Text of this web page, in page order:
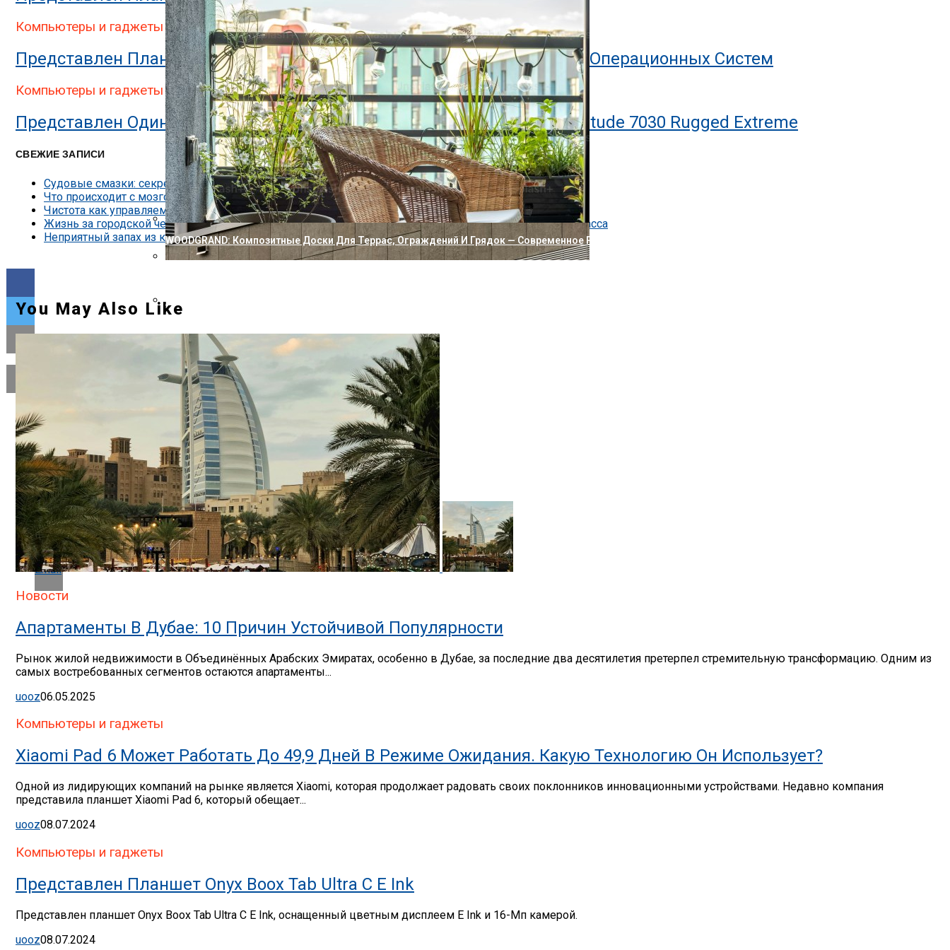
Представлен Двухэкранный Планшет Bluegen OKPad
Представлена Охранная Камера Xiaomi С Двумя Отдельными Объективами
WOODGRAND: Композитные Доски Для Террас, Ограждений И Грядок — Современное Решение С Ресурсом На Десятилетия
Компьютеры и гаджеты
Представлен Планшет StarLabs StarLite 5, Поддерживающий 7 Разных Операционных Систем
Компьютеры и гаджеты
Представлен Один Из Самых Защищенных Планшетов В Мире Dell Latitude 7030 Rugged Extreme
СВЕЖИЕ ЗАПИСИ
Судовые смазки: секреты надёжности двигателей
Что происходит с мозгом, когда мы изучаем что-то новое: нейробиология обучения
Чистота как управляемый процесс: виды клининга, технологии и критерии профессиональной уборки
Жизнь за городской чертой без бытовых компромиссов: как устроен коттеджный посёлок бизнес-класса
Неприятный запах из кондиционера — причины и как убрать
Reddit
Pinterest
Whatsapp
Whatsapp
Email
You May Also Like
Новости
Апартаменты В Дубае: 10 Причин Устойчивой Популярности
Рынок жилой недвижимости в Объединённых Арабских Эмиратах, особенно в Дубае, за последние два десятилетия претерпел стремительную трансформацию. Одним из
самых востребованных сегментов остаются апартаменты...
uooz06.05.2025
Компьютеры и гаджеты
Xiaomi Pad 6 Может Работать До 49,9 Дней В Режиме Ожидания. Какую Технологию Он Использует?
Одной из лидирующих компаний на рынке является Xiaomi, которая продолжает радовать своих поклонников инновационными устройствами. Недавно компания
представила планшет Xiaomi Pad 6, который обещает...
uooz08.07.2024
Компьютеры и гаджеты
Представлен Планшет Onyx Boox Tab Ultra C E Ink
Представлен планшет Onyx Boox Tab Ultra C E Ink, оснащенный цветным дисплеем E Ink и 16-Мп камерой.
uooz08.07.2024